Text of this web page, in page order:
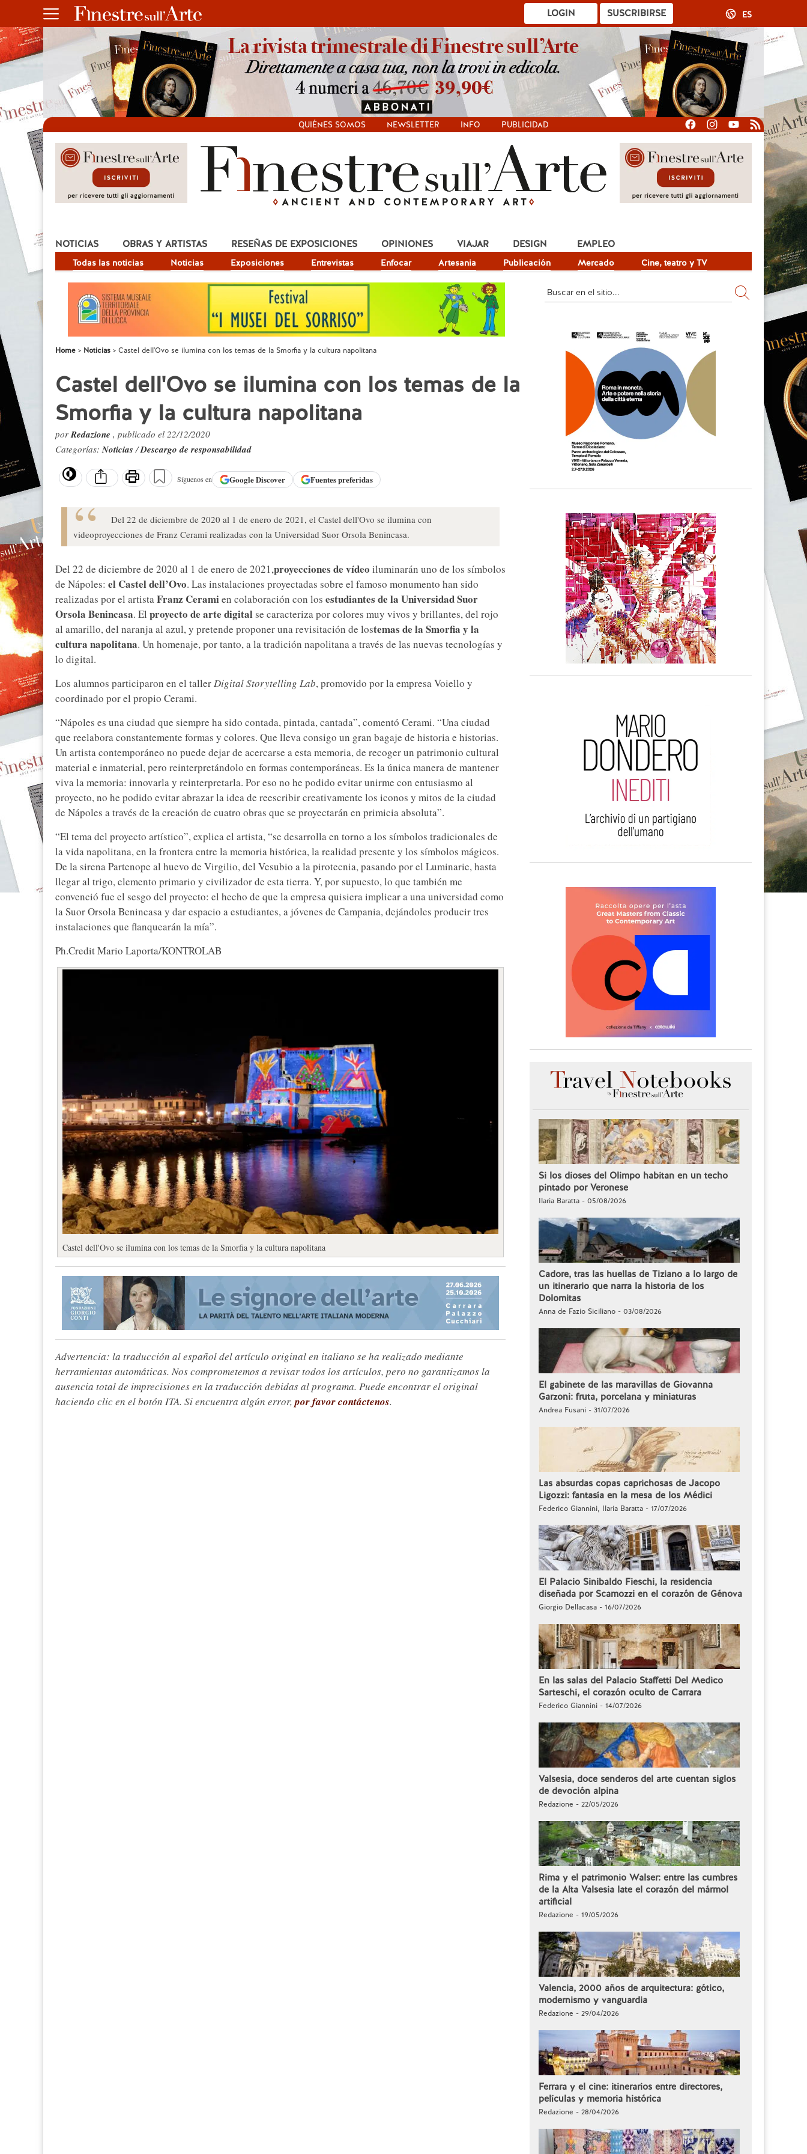
SUSCRIBIRSE
LOGIN ES
QUIÉNES SOMOS NEWSLETTER INFO PUBLICIDAD
NOTICIAS
Todas las noticias Noticias Exposiciones Entrevistas Enfocar Artesania Publicación Mercado Cine, teatro y TV
OBRAS Y ARTISTAS RESEÑAS DE EXPOSICIONES OPINIONES VIAJAR DESIGN EMPLEO
Home Noticias Castel dell'Ovo se ilumina con los temas de la Smorfia y la cultura napolitana
Castel dell'Ovo se ilumina con los temas de la
Smorfia y la cultura napolitana
porRedazione , publicado el 22/12/2020
Categorías:Noticias/Descargo de responsabilidad
Síguenos en GoogleDiscover Fuentes preferidas
Del 22 de diciembre de 2020 al 1 de enero de 2021, el Castel dell'Ovo se ilumina con
videoproyecciones de Franz Cerami realizadas con la Universidad Suor Orsola Benincasa.
Del 22 de diciembre de 2020 al 1 de enero de 2021,proyecciones de vídeo iluminarán uno de los símbolos
de Nápoles: el Castel dell’Ovo. Las instalaciones proyectadas sobre el famoso monumento han sido
realizadas por el artistaFranz Ceramien colaboración con los estudiantes de la Universidad Suor
Orsola Benincasa. El proyecto de arte digital se caracteriza por colores muy vivos y brillantes, del rojo
al amarillo, del naranja al azul, y pretende proponer una revisitación de lostemas de la Smorfia y la
cultura napolitana. Un homenaje, por tanto, a la tradición napolitana a través de las nuevas tecnologías y
lo digital.
Los alumnos participaron en el tallerDigital Storytelling Lab, promovido por la empresa Voiello y
coordinado por el propio Cerami.
“Nápoles es una ciudad que siempre ha sido contada, pintada, cantada”, comentó Cerami. “Una ciudad
que reelabora constantemente formas y colores. Que lleva consigo un gran bagaje de historia e historias.
Un artista contemporáneo no puede dejar de acercarse a esta memoria, de recoger un patrimonio cultural
material e inmaterial, pero reinterpretándolo en formas contemporáneas. Es la única manera de mantener
viva la memoria: innovarla y reinterpretarla. Por eso no he podido evitar unirme con entusiasmo al
proyecto, no he podido evitar abrazar la idea de reescribir creativamente los iconos y mitos de la ciudad
de Nápoles a través de la creación de cuatro obras que se proyectarán en primicia absoluta”.
“El tema del proyecto artístico”, explica el artista, “se desarrolla en torno a los símbolos tradicionales de
la vida napolitana, en la frontera entre la memoria histórica, la realidad presente y los símbolos mágicos.
De la sirena Partenope al huevo de Virgilio, del Vesubio a la pirotecnia, pasando por el Luminarie, hasta
llegar al trigo, elemento primario y civilizador de esta tierra. Y, por supuesto, lo que también me
convenció fue el sesgo del proyecto: el hecho de que la empresa quisiera implicar a una universidad como
la Suor Orsola Benincasa y dar espacio a estudiantes, a jóvenes de Campania, dejándoles producir tres
instalaciones que flanquearán la mía”.
Ph.Credit Mario Laporta/KONTROLAB
Castel dell'Ovo se ilumina con los temas de la Smorfia y la cultura napolitana
Advertencia: la traducción al español del artículo original en italiano se ha realizado mediante
herramientas automáticas. Nos comprometemos a revisar todos los artículos, pero no garantizamos la
ausencia total de imprecisiones en la traducción debidas al programa. Puede encontrar el original
haciendo clic en el botón ITA. Si encuentra algún error,por favor contáctenos.
Si los dioses del Olimpo habitan en un techo
pintado por Veronese
Ilaria Baratta - 05/08/2026
Cadore, tras las huellas de Tiziano a lo largo de
un itinerario que narra la historia de los
Dolomitas
Anna de Fazio Siciliano - 03/08/2026
El gabinete de las maravillas de Giovanna
Garzoni: fruta, porcelana y miniaturas
Andrea Fusani - 31/07/2026
Las absurdas copas caprichosas de Jacopo
Ligozzi: fantasía en la mesa de los Médici
Federico Giannini, Ilaria Baratta - 17/07/2026
El Palacio Sinibaldo Fieschi, la residencia
diseñada por Scamozzi en el corazón de Génova
Giorgio Dellacasa - 16/07/2026
En las salas del Palacio Staffetti Del Medico
Sarteschi, el corazón oculto de Carrara
Federico Giannini - 14/07/2026
Valsesia, doce senderos del arte cuentan siglos
de devoción alpina
Redazione - 22/05/2026
Rima y el patrimonio Walser: entre las cumbres
de la Alta Valsesia late el corazón del mármol
artificial
Redazione - 19/05/2026
Valencia, 2000 años de arquitectura: gótico,
modernismo y vanguardia
Redazione - 29/04/2026
Ferrara y el cine: itinerarios entre directores,
películas y memoria histórica
Redazione - 28/04/2026